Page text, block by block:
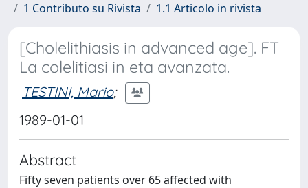
1 Contributo su Rivista
1.1 Articolo in rivista
[Cholelithiasis in advanced age]. FT
La colelitiasi in eta avanzata.
TESTINI, Mario;
1989-01-01
Abstract
Fifty seven patients over 65 affected with